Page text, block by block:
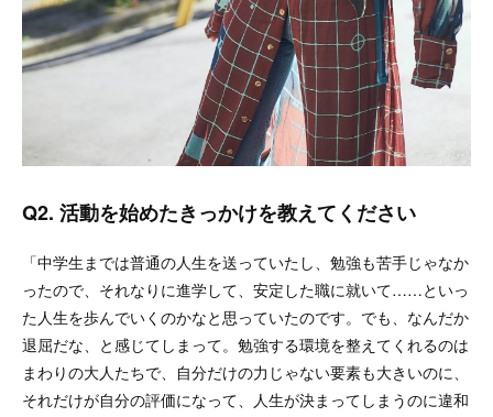
Q2. 活動を始めたきっかけを教えてください
「中学生までは普通の人生を送っていたし、勉強も苦手じゃなか
ったので、それなりに進学して、安定した職に就いて……といっ
た人生を歩んでいくのかなと思っていたのです。でも、なんだか
退屈だな、と感じてしまって。勉強する環境を整えてくれるのは
まわりの大人たちで、自分だけの力じゃない要素も大きいのに、
それだけが自分の評価になって、人生が決まってしまうのに違和